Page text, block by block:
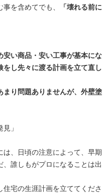
を含めてでも、
「壊れる前に
い商品・安い工事が基本にな
をし先々に渡る計画を立て直し
まり問題ありませんが、外壁塗
」
、日頃の注意によって、早期
誰しもがプロになることは出
宅の生涯計画を立ててくださ